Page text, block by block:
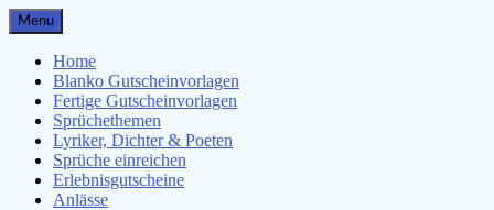
Skip
to
content
Menu
Home
Blanko Gutscheinvorlagen
Fertige Gutscheinvorlagen
Sprüchethemen
Lyriker, Dichter & Poeten
Sprüche einreichen
Erlebnisgutscheine
Anlässe